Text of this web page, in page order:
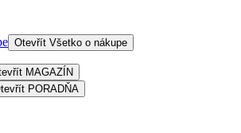
Otevřít Všetko o nákupe
MAGAZÍN
PORADŇA